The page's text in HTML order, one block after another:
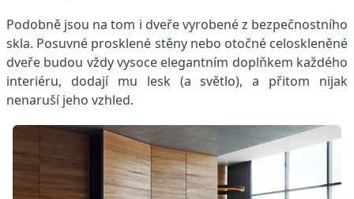
Podobně jsou na tom i dveře vyrobené z bezpečnostního
skla. Posuvné prosklené stěny nebo otočné celoskleněné
dveře budou vždy vysoce elegantním doplňkem každého
interiéru, dodají mu lesk (a světlo), a přitom nijak
nenaruší jeho vzhled.